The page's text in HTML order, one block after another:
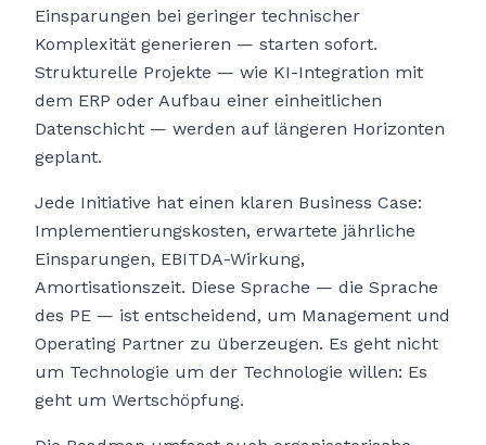
Einsparungen bei geringer technischer
Komplexität generieren — starten sofort.
Strukturelle Projekte — wie KI-Integration mit
dem ERP oder Aufbau einer einheitlichen
Datenschicht — werden auf längeren Horizonten
geplant.
Jede Initiative hat einen klaren Business Case:
Implementierungskosten, erwartete jährliche
Einsparungen, EBITDA-Wirkung,
Amortisationszeit. Diese Sprache — die Sprache
des PE — ist entscheidend, um Management und
Operating Partner zu überzeugen. Es geht nicht
um Technologie um der Technologie willen: Es
geht um Wertschöpfung.